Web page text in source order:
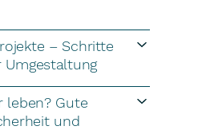
– Schritte
Umgestaltung
leben? Gute
und